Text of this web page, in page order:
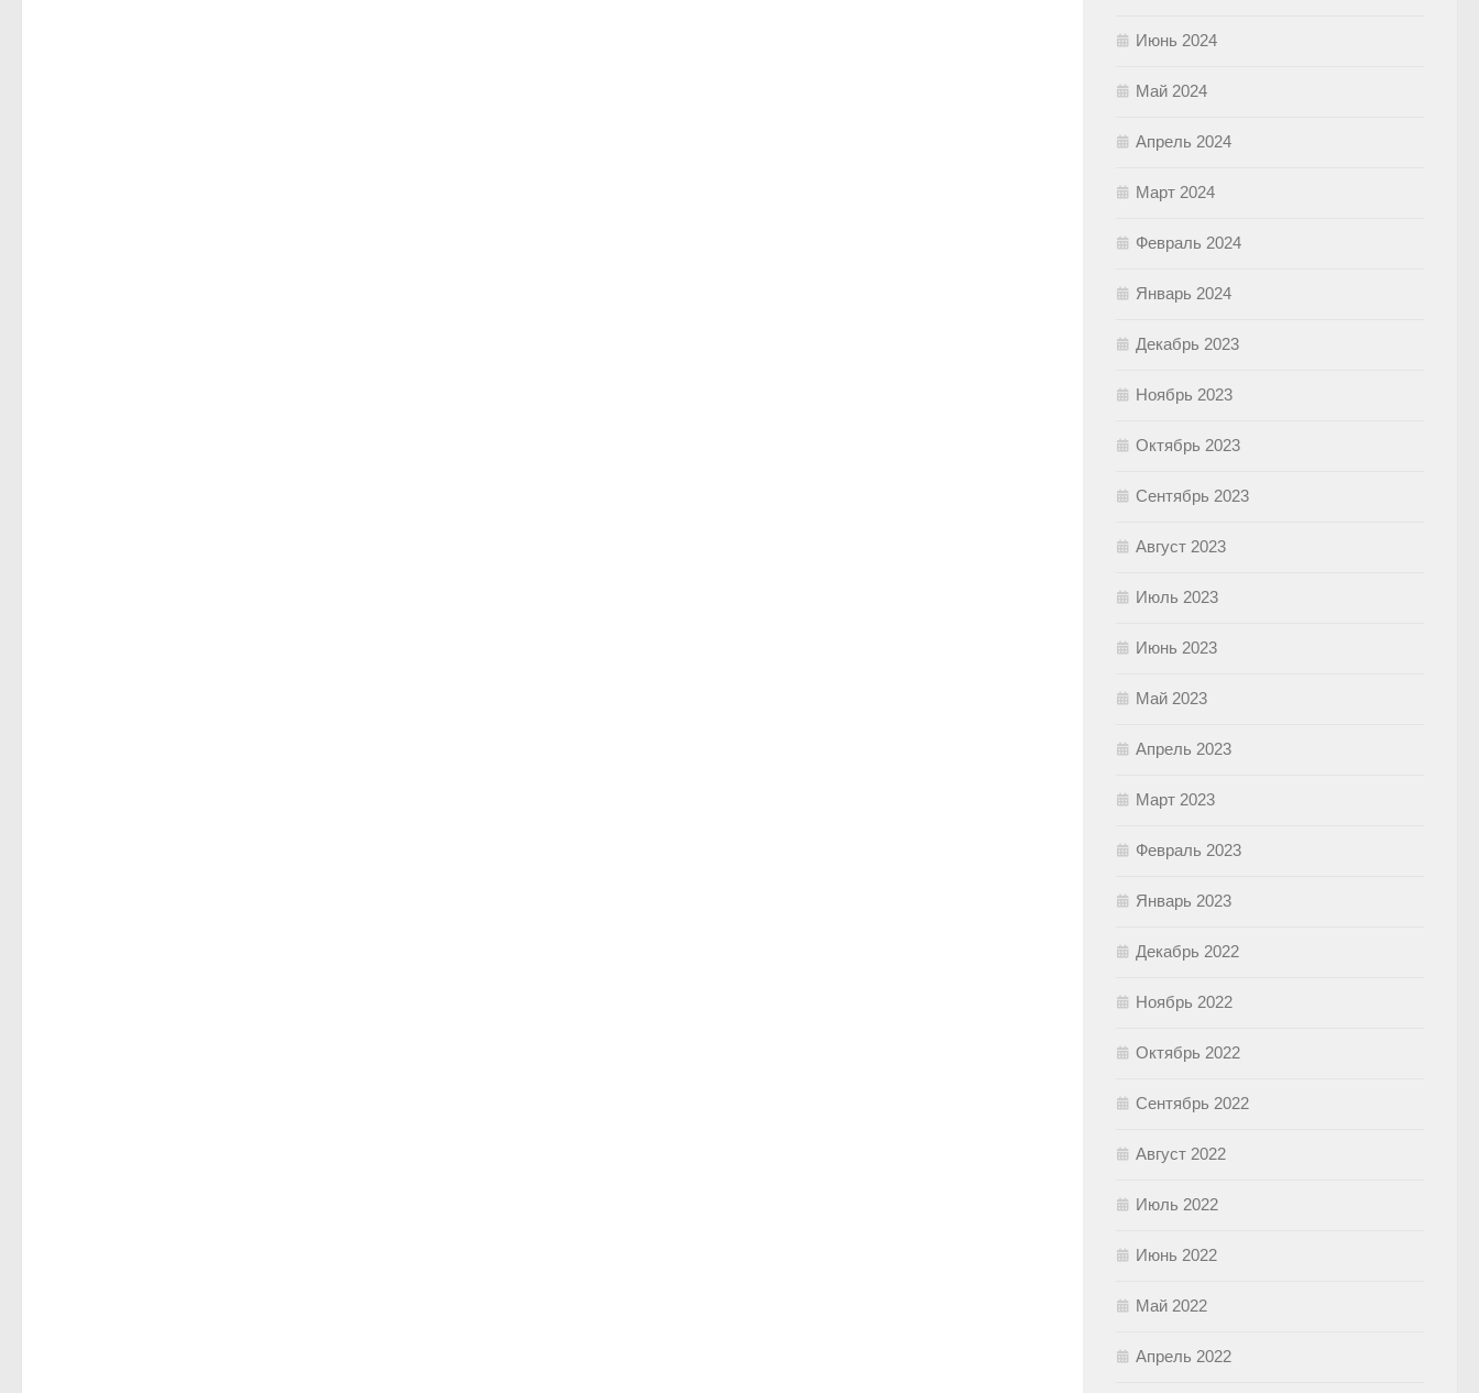
Июнь 2024
Май 2024
Апрель 2024
Март 2024
Февраль 2024
Январь 2024
Декабрь 2023
Ноябрь 2023
Октябрь 2023
Сентябрь 2023
Август 2023
Июль 2023
Июнь 2023
Май 2023
Апрель 2023
Март 2023
Февраль 2023
Январь 2023
Декабрь 2022
Ноябрь 2022
Октябрь 2022
Сентябрь 2022
Август 2022
Июль 2022
Июнь 2022
Май 2022
Апрель 2022